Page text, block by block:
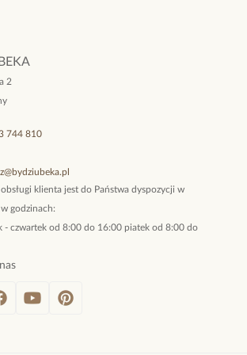
przedłużający.
2
744 810
obsługi klienta jest do Państwa dyspozycji w
godzinach:
- czwartek od 8:00 do 16:00 piatek od 8:00 do